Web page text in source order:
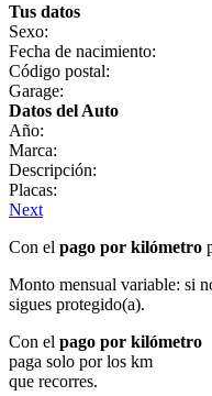
Tus datos
Sexo:
Fecha de nacimiento:
Código postal:
Garage:
Datos del Auto
Año:
Marca:
Descripción:
Placas:
Next
Con el pago por kilómetro
Monto mensual variable: si
sigues protegido(a).
Con el pago por kilómetro
paga solo por los km
que recorres.